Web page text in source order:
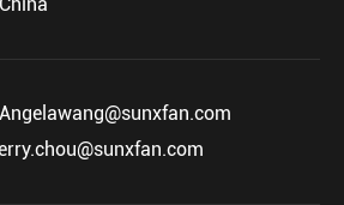
Angelawang@sunxfan.com